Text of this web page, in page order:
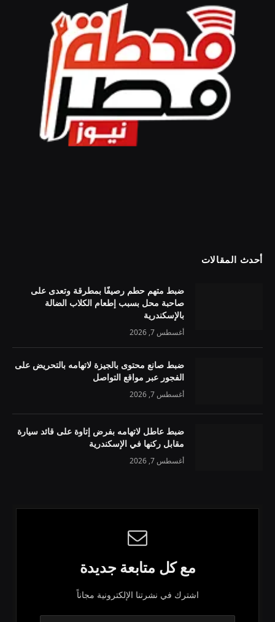
أحدث المقالات
ضبط متهم حطم رصيفًا بمطرقة وتعدى على
صاحبة محل بسبب إطعام الكلاب الضالة
بالإسكندرية
أغسطس 7, 2026
ضبط صانع محتوى بالجيزة لاتهامه بالتحريض على
الفجور عبر مواقع التواصل
أغسطس 7, 2026
ضبط عاطل لاتهامه بفرض إتاوة على قائد سيارة
مقابل ركنها في الإسكندرية
أغسطس 7, 2026
مع كل متابعة جديدة
اشترك في نشرتنا الإلكترونية مجاناً